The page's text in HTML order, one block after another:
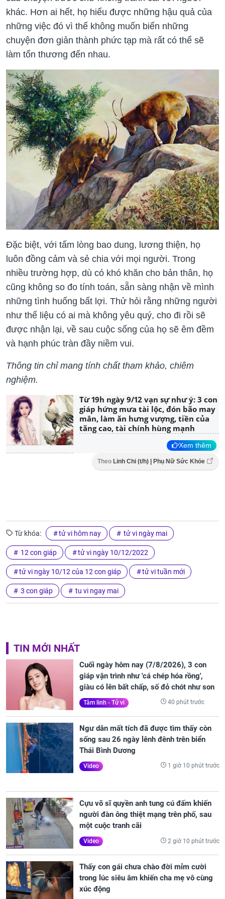
khác. Hơn ai hết, họ hiểu được những hậu quả của
những việc đó vì thế không muốn biến những
chuyện đơn giản thành phức tạp mà rất có thể sẽ
làm tổn thương đến nhau.
Đặc biệt, với tấm lòng bao dung, lương thiện, họ
luôn đồng cảm và sẻ chia với mọi người. Trong
nhiều trường hợp, dù có khó khăn cho bản thân, họ
cũng không so đo tính toán, sẵn sàng nhận về mình
những tình huống bất lợi. Thử hỏi rằng những người
như thế liệu có ai mà không yêu quý, cho đi rồi sẽ
được nhận lại, về sau cuộc sống của họ sẽ êm đềm
và hạnh phúc tràn đầy niềm vui.
Thông tin chỉ mang tính chất tham khảo, chiêm
nghiệm.
Từ 19h ngày 9/12 vạn sự như ý: 3 con
giáp hứng mưa tài lộc, đón bão may
mắn, làm ăn hưng vượng, tiền của
tăng cao, tài chính hùng mạnh
Xem thêm
Theo Linh Chi (t/h) | Phụ Nữ Sức Khỏe
Từ khóa: tử vi hôm nay tử vi ngày mai
12 con giáp tử vi ngày 10/12/2022
tử vi ngày 10/12 của 12 con giáp tử vi tuần mới
3 con giáp tu vi ngay mai
TIN MỚI NHẤT
Cuối ngày hôm nay (7/8/2026), 3 con
giáp vận trình như 'cá chép hóa rồng',
giàu có lên bất chấp, số đỏ chót như son
Tâm linh - Tử vi 40 phút trước
Ngư dân mất tích đã được tìm thấy còn
sống sau 26 ngày lênh đênh trên biển
Thái Bình Dương
Video 1 giờ 10 phút trước
Cựu võ sĩ quyền anh tung cú đấm khiến
người đàn ông thiệt mạng trên phố, sau
một cuộc tranh cãi
Video 2 giờ 10 phút trước
Thấy con gái chưa chào đời mỉm cười
trong lúc siêu âm khiến cha mẹ vô cùng
xúc động